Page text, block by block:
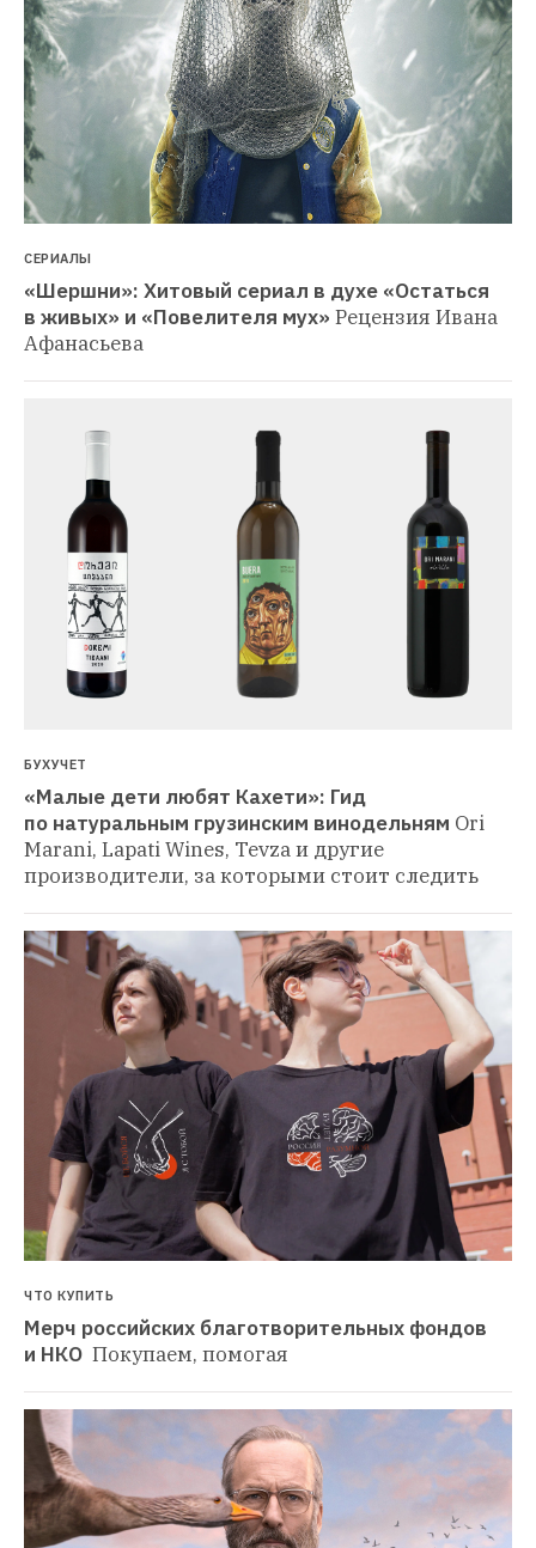
СЕРИАЛЫ
«Шершни»: Хитовый сериал в духе «Остаться
в живых» и «Повелителя мух» Рецензия Ивана
Афанасьева
БУХУЧЕТ
«Малые дети любят Кахети»: Гид
по натуральным грузинским винодельням Ori
Marani, Lapati Wines, Tevza и другие
производители, за которыми стоит следить
ЧТО КУПИТЬ
Мерч российских благотворительных фондов
и НКО Покупаем, помогая